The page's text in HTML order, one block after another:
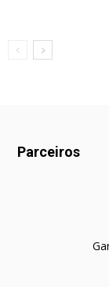
Parceiros